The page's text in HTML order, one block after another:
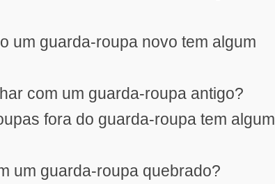
um guarda-roupa novo tem algum
com um guarda-roupa antigo?
fora do guarda-roupa tem algum
um guarda-roupa quebrado?